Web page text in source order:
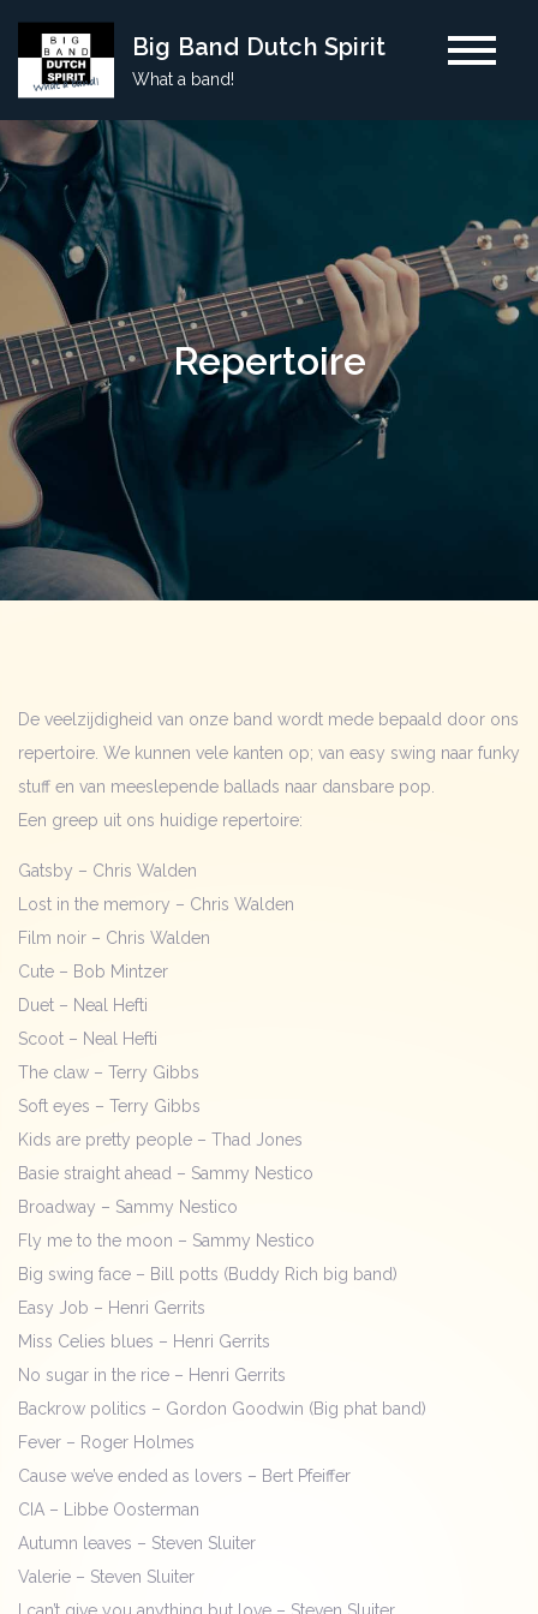
content
Big Band Dutch Spirit
What a band!
Repertoire
De veelzijdigheid van onze band wordt mede bepaald door ons
repertoire. We kunnen vele kanten op; van easy swing naar funky
stuff en van meeslepende ballads naar dansbare pop.
Een greep uit ons huidige repertoire:
Gatsby – Chris Walden
Lost in the memory – Chris Walden
Film noir – Chris Walden
Cute – Bob Mintzer
Duet – Neal Hefti
Scoot – Neal Hefti
The claw – Terry Gibbs
Soft eyes – Terry Gibbs
Kids are pretty people – Thad Jones
Basie straight ahead – Sammy Nestico
Broadway – Sammy Nestico
Fly me to the moon – Sammy Nestico
Big swing face – Bill potts (Buddy Rich big band)
Easy Job – Henri Gerrits
Miss Celies blues – Henri Gerrits
No sugar in the rice – Henri Gerrits
Backrow politics – Gordon Goodwin (Big phat band)
Fever – Roger Holmes
Cause we’ve ended as lovers – Bert Pfeiffer
CIA – Libbe Oosterman
Autumn leaves – Steven Sluiter
Valerie – Steven Sluiter